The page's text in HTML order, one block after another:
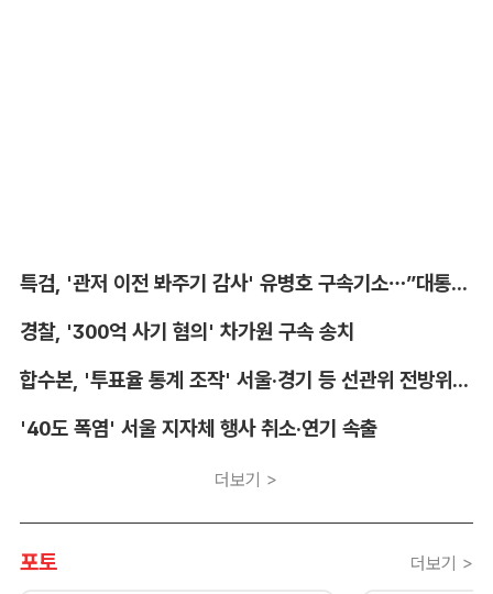
특검, '관저 이전 봐주기 감사' 유병호 구속기소…”대통령실 청탁받아“
경찰, '300억 사기 혐의' 차가원 구속 송치
합수본, '투표율 통계 조작' 서울·경기 등 선관위 전방위 압수수색
'40도 폭염' 서울 지자체 행사 취소·연기 속출
더보기 >
포토 더보기 >